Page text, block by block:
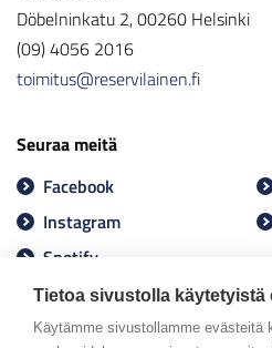
Tietoa sivustolla käytetyistä
Käytämme sivustollamme evästeitä
Döbelninkatu 2, 00260 Helsinki
(09) 4056 2016
toimitus@reservilainen.fi
Seuraa meitä
Facebook
Instagram
Spotify